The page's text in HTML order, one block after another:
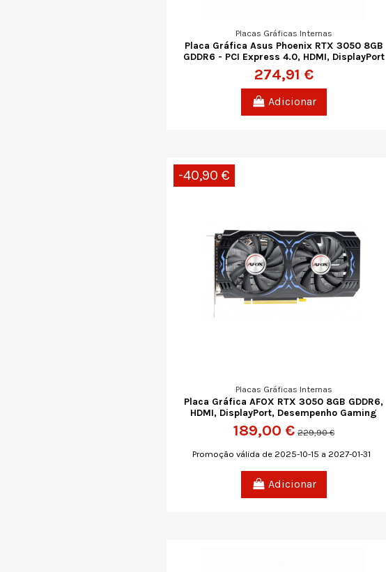
Placas Gráficas Internas
Placa Gráfica Asus Phoenix RTX 3050 8GB
GDDR6 - PCI Express 4.0, HDMI, DisplayPort
274,91 €
Adicionar
-40,90 €
Placas Gráficas Internas
Placa Gráfica AFOX RTX 3050 8GB GDDR6,
HDMI, DisplayPort, Desempenho Gaming
189,00 € 229,90 €
Promoção válida de 2025-10-15 a 2027-01-31
Adicionar